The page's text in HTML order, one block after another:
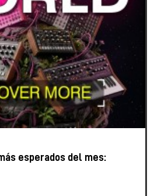
esperados del mes: